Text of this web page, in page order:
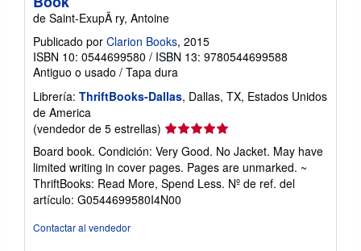
de Saint-ExupÃ ry, Antoine
Publicado por Clarion Books, 2015
ISBN 10: 0544699580 / ISBN 13: 9780544699588
Antiguo o usado / Tapa dura
Librería: ThriftBooks-Dallas, Dallas, TX, Estados Unidos
de America
(vendedor de 5 estrellas) Calificación
vendedor:
5
de
5
Board book. Condición: Very Good. No Jacket. May have
limited writing in cover pages. Pages are unmarked. ~
ThriftBooks: Read More, Spend Less. Nº de ref. del
artículo: G0544699580I4N00
Contactar al vendedor